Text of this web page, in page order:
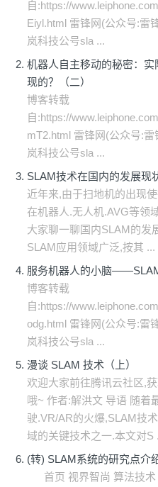
自:https://
Eiyl.html 雷锋网(公众号:雷
岚科技公号sla ...
机器人自主移动的秘密：
现的？（二）
博客转载
自:https://
mT2.html 雷锋网(公众号:
岚科技公号sla ...
SLAM技术在国内的发展现
近年来,由于扫地机的出现
在机器人.无人机.AVG等领
大家聊一聊国内SLAM的发
SLAM应用领域广泛,按其 ...
服务机器人的小脑
博客转载
自:https://
odg.html 雷锋网(公众号:雷
岚科技公号sla ...
漫谈 SLAM 技术（上）
欢迎大家前往腾讯云社区,
哦~ 作者:解洪文 导语 随着
驶.VR/AR的火爆,SLAM技
域的关键技术之一.本文对S
(转) SLAM系统的研究点介
首页 视界智尚 算法技术